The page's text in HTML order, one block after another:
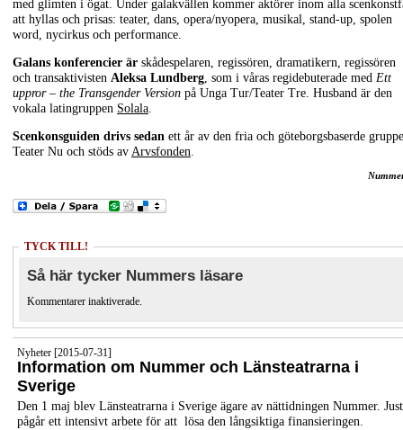
med glimten i ögat. Under galakvällen kommer aktörer inom alla
att hyllas och prisas: teater, dans, opera/nyopera, musikal, stand-up, spolen
word, nycirkus och performance.
Galans konferencier är skådespelaren, regissören, dramatikern, regissören
och transaktivisten Aleksa Lundberg, som i våras regidebuterade med Ett
uppror – the Transgender Version på Unga Tur/Teater Tre. Husband är den
vokala latingruppen Solala.
Scenkonsguiden drivs sedan ett år av den fria och göteborgsbaserde
Teater Nu och stöds av Arvsfonden
TYCK TILL!
Så här tycker Nummers läsare
Kommentarer inaktiverade.
Nyheter [2015-07-31]
Information om Nummer och Länsteatrarna i
Sverige
Den 1 maj blev Länsteatrarna i Sverige ägare av nättidningen Nummer.
pågår ett intensivt arbete för att lösa den långsiktiga finansieringen.